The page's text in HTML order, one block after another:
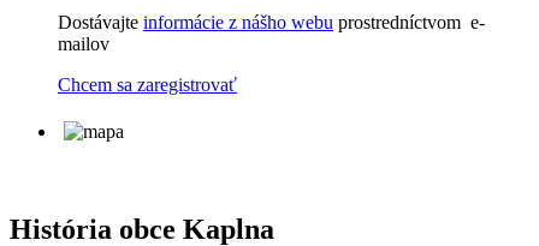
Dostávajte informácie z nášho webu prostredníctvom e-
mailov
Chcem sa zaregistrovať
História obce Kaplna